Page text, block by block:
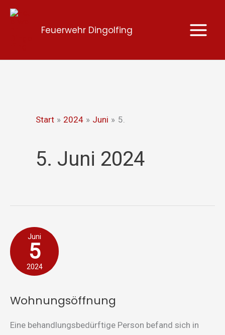
Zum
Feuerwehr Dingolfing
Start 2024 Juni 5.
5. Juni 2024
Juni
5
2024
Wohnungsöffnung
Eine behandlungsbedürftige Person befand sich in
Wohnungsöffnung